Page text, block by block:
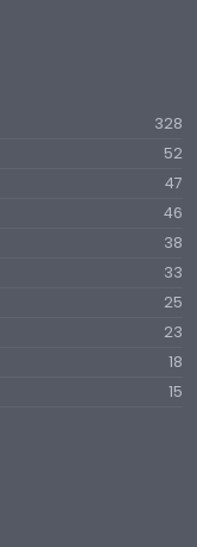
328
52
47
46
38
33
25
23
18
15